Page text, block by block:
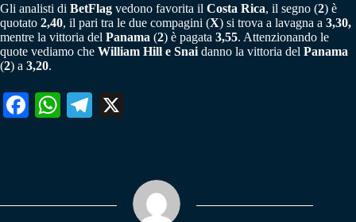
Gli analisti di BetFlag vedono favorita il Costa Rica, il segno (2) è
quotato 2,40, il pari tra le due compagini (X) si trova a lavagna a 3,30,
mentre la vittoria del Panama (2) è pagata 3,55. Attenzionando le
quote vediamo che William Hill e Snai danno la vittoria del Panama
(2) a 3,20.
Fa W
pp
Te
m